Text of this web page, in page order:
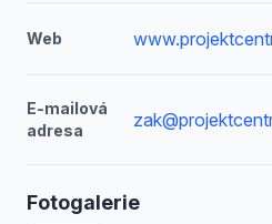
Web
E-mailová
adresa
Fotogalerie